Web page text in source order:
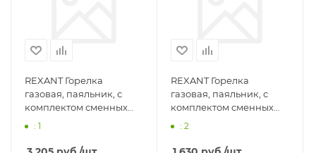
REXANT Горелка
газовая, паяльник, с
комплектом сменных
насадок, 11 предметов
: 1
REXANT Горелка
газовая, паяльник, с
комплектом сменных
насадок, 3 предмета
: 2